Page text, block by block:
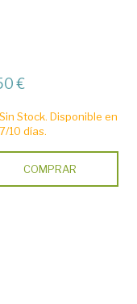
€
Sin Stock. Disponible en
7/10 días.
COMPRAR